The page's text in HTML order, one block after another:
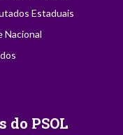
Estaduais
Nacional
do PSOL